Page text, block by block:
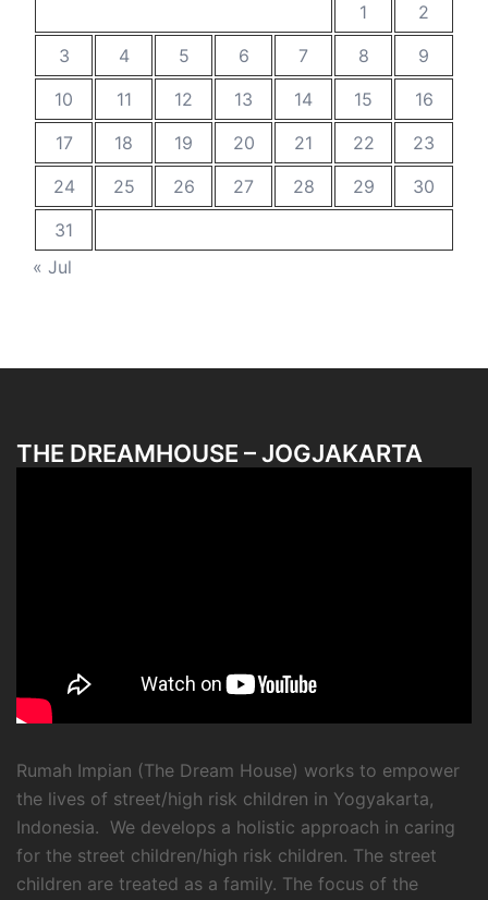
1
2
3
4 5 6 7 8
9
10
11 12 13 14 15
16
17
18 19 20 21 22
23
24
25 26 27 28 29
30
31
« Jul
THE DREAMHOUSE – JOGJAKARTA
Rumah Impian (The Dream House) works to empower
the lives of street/high risk children in Yogyakarta,
Indonesia. We develops a holistic approach in caring
for the street children/high risk children. The street
children are treated as a family. The focus of the